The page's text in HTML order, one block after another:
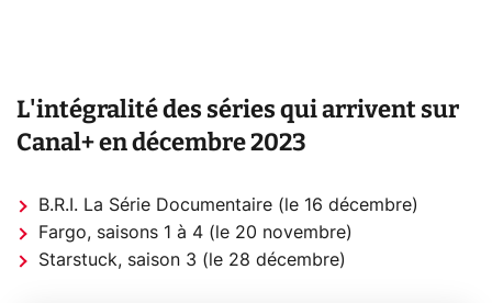
L'intégralité des séries qui arrivent sur
Canal+ en décembre 2023
B.R.I. La Série Documentaire (le 16 décembre)
Fargo, saisons 1 à 4 (le 20 novembre)
Starstuck, saison 3 (le 28 décembre)